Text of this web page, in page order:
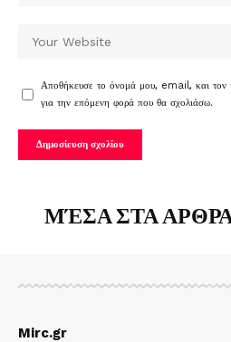
Αποθήκευσε το όνομά μου, email, και τον
για την επόμενη φορά που θα σχολιάσω.
ΜΈΣΑ ΣΤΑ
Mirc.gr